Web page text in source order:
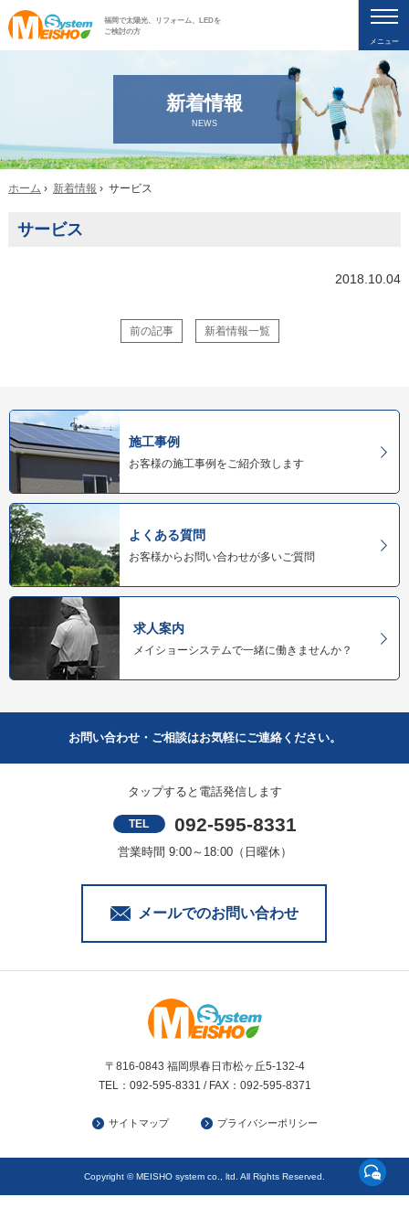
福岡で太陽光、リフォーム、LEDを
ご検討の方
メニュー
新着情報
NEWS
ホーム › 新着情報 › サービス
サービス
2018.10.04
前の記事 新着情報一覧
施工事例
お客様の施工事例をご紹介致します
よくある質問
お客様からお問い合わせが多いご質問
求人案内
メイショーシステムで一緒に働きませんか？
お問い合わせ・ご相談はお気軽にご連絡ください。
タップすると電話発信します
TEL 092-595-8331
営業時間 9:00～18:00（日曜休）
メールでのお問い合わせ
〒816-0843 福岡県春日市松ヶ丘5-132-4
TEL：092-595-8331 / FAX：092-595-8371
サイトマップ プライバシーポリシー
Copyright © MEISHO system co., ltd. All Rights Reserved.